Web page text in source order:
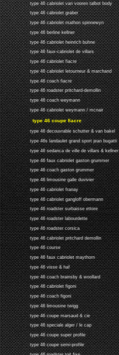
type 46 cabriolet van vooren talbot body
type 46 cabriolet graber
type 46 cabriolet mathon spinnewyn
type 46 berline kellner
type 46 cabriolet heinrich buhne
type 46 faux-cabriolet de villars
type 46 cabriolet fiacre
type 46 cabriolet letourneur & marchand
type 46 coach fiacre
type 46 roadster pritchard-demollin
type 46 coach weymann
type 46 cabriolet weymann / mcnair
type 46 coupe fiacre
type 46 decouvrable schutter & van bakel
type 46s landaulet grand sport jean bugatti
type 46 sedanca de ville de villars & kellner
type 46 faux cabriolet gaston grummer
type 46 coach gaston grummer
type 46 limousine galle duvivier
type 46 cabriolet franay
type 46 cabriolet gangloff obermann
type 46 roadster surbaisse ettore
type 46 roadster labourdette
type 46 roadster corsica
type 46 cabriolet pritchard demollin
type 46 course
type 46 faux cabriolet maythorn
type 46 visse & haf
type 46 coach brainsby & woollard
type 46 cabriolet figoni
type 46 coach figoni
type 46 limousine twigg
type 46 coupe marsaud & cie
type 46 speciale alger / le cap
type 46 coupe super profile
type 46 coupe semi-profile